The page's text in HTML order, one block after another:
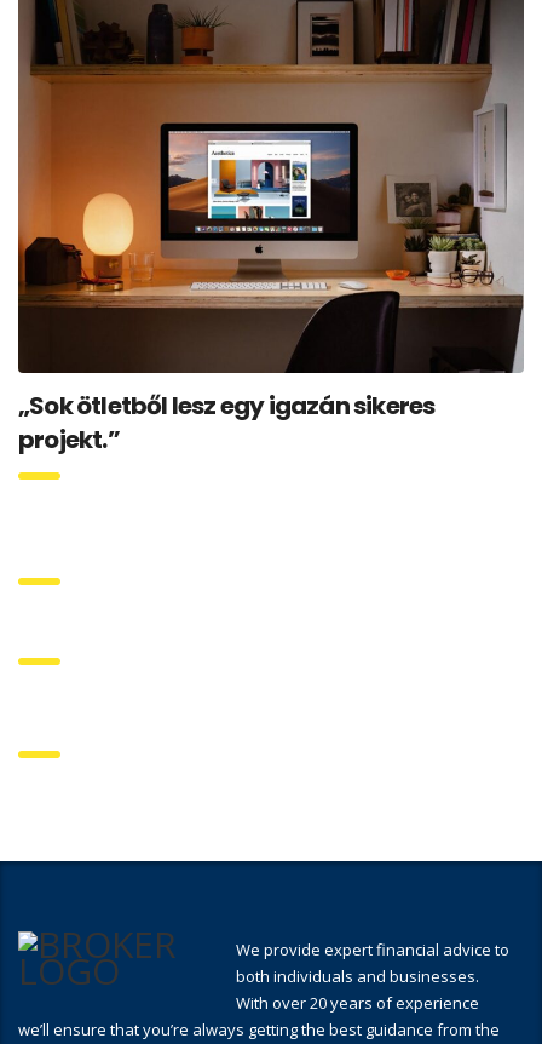
„Sok ötletből lesz egy igazán sikeres
projekt.”
We provide expert financial advice to
both individuals and businesses.
With over 20 years of experience
we’ll ensure that you’re always getting the best guidance from the